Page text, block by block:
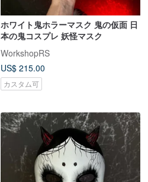
ホワイト鬼ホラーマスク 鬼の仮面 日
本の鬼コスプレ 妖怪マスク
WorkshopRS
US$ 215.00
カスタム可